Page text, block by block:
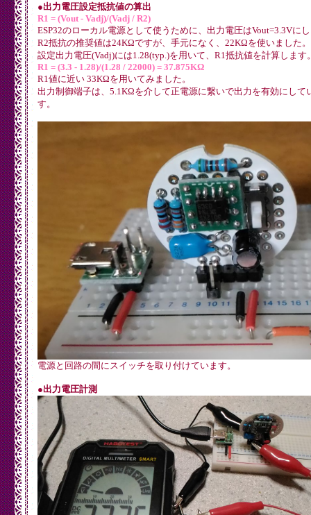
●出力電圧設定抵抗値の算出
R1 = (Vout - Vadj)/(Vadj / R2)
ESP32のローカル電源として使うために、出力電圧はVout=3.3Vに
R2抵抗の推奨値は24KΩですが、手元になく、22KΩを使いました。
設定出力電圧(Vadj)には1.28(typ.)を用いて、R1抵抗値を計算します
R1 = (3.3 - 1.28)/(1.28 / 22000) = 37.875KΩ
R1値に近い 33KΩを用いてみました。
出力制御端子は、5.1KΩを介して正電源に繋いで出力を有効にして
す。
電源と回路の間にスイッチを取り付けています。
●出力電圧計測